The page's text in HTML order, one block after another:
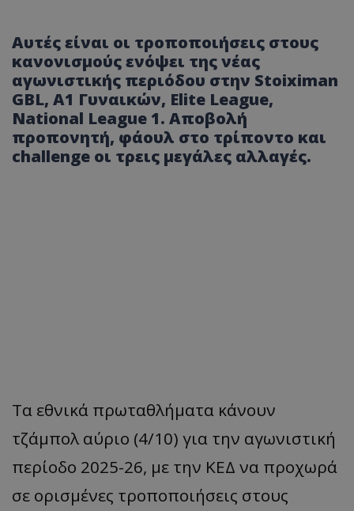
Αυτές είναι οι τροποποιήσεις στους
κανονισμούς ενόψει της νέας
αγωνιστικής περιόδου στην Stoiximan
GBL, Α1 Γυναικών, Elite League,
National League 1. Αποβολή
προπονητή, φάουλ στο τρίποντο και
challenge οι τρεις μεγάλες αλλαγές.
Τα εθνικά πρωταθλήματα κάνουν
τζάμπολ αύριο (4/10) για την αγωνιστική
περίοδο 2025-26, με την ΚΕΔ να προχωρά
σε ορισμένες τροποποιήσεις στους